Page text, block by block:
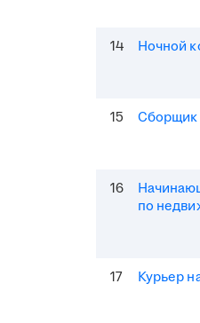
14 Ночной
15 Сборщик
16
по
17 Курьер